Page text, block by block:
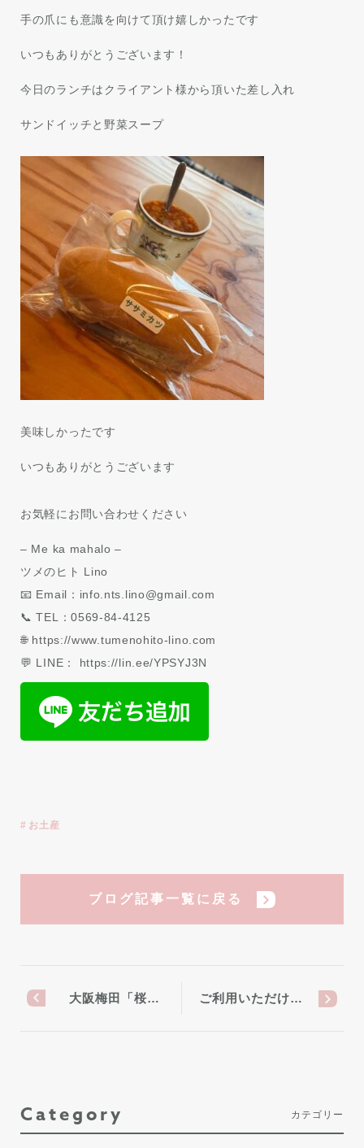
手の爪にも意識を向けて頂け嬉しかったです
いつもありがとうございます！
今日のランチはクライアント様から頂いた差し入れ
サンドイッチと野菜スープ
美味しかったです
いつもありがとうございます
お気軽にお問い合わせください
– Me ka mahalo –
ツメのヒト Lino
📧 Email：info.nts.lino@gmail.com
📞 TEL：0569-84-4125
🌐 https://www.tumenohito-lino.com
💬 LINE： https://lin.ee/YPSYJ3N
お土産
ブログ記事一覧に戻る
大阪梅田「桜… ご利用いただけ…
Category カテゴリー